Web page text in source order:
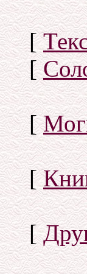
[
[
[
[
[